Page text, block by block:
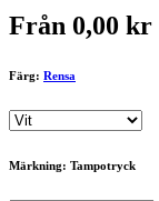
Från 0,00 kr
Färg: Rensa
Märkning: Tampotryck